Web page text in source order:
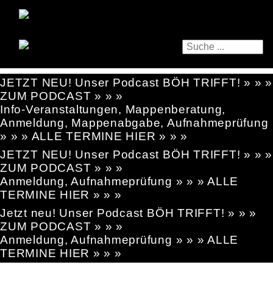
JETZT NEU! Unser Podcast BÖH TRIFFT! » » »
ZUM PODCAST » » »
Info-Veranstaltungen, Mappenberatung,
Anmeldung, Mappenabgabe, Aufnahmeprüfung
» » » ALLE TERMINE HIER » » »
JETZT NEU! Unser Podcast BÖH TRIFFT! » » »
ZUM PODCAST » » »
Anmeldung, Aufnahmeprüfung » » » ALLE
TERMINE HIER » » »
Jetzt neu! Unser Podcast BÖH TRIFFT! » » »
ZUM PODCAST » » »
Anmeldung, Aufnahmeprüfung » » » ALLE
TERMINE HIER » » »